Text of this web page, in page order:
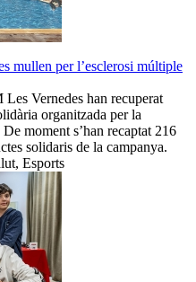
mullen per l’esclerosi múltiple
Vernedes han recuperat
organitzada per la
moment s’han recaptat 216
solidaris de la campanya.
Esports